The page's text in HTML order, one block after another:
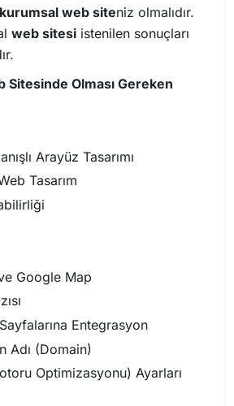
kurumsal web siteniz olmalıdır.
web sitesi istenilen sonuçları
Sitesinde Olması Gereken
Arayüz Tasarımı
Tasarım
Google Map
Entegrasyon
Adı (Domain)
Optimizasyonu) Ayarları